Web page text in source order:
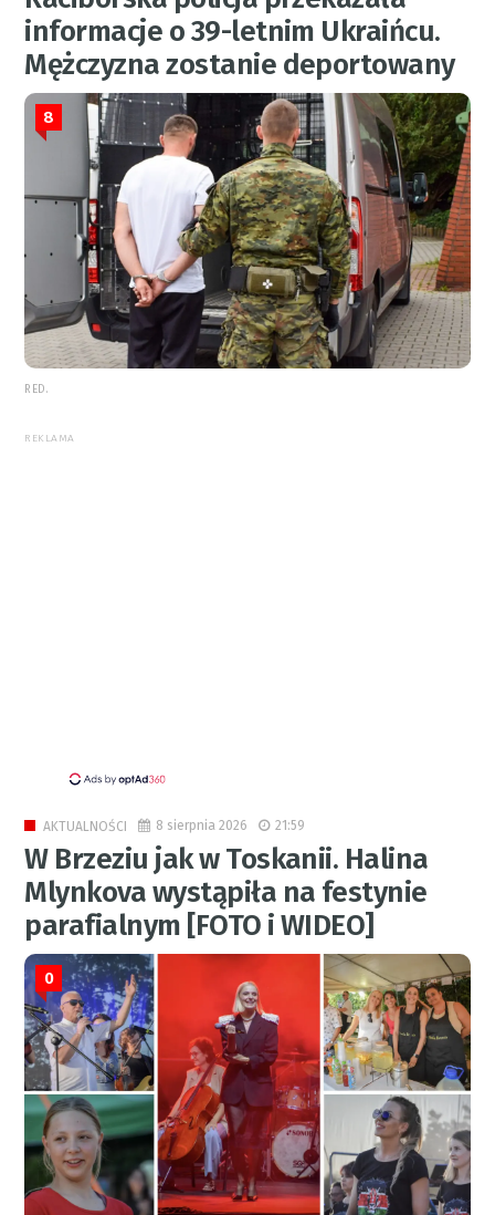
informacje o 39-letnim Ukraińcu.
Mężczyzna zostanie deportowany
8
RED.
REKLAMA
AKTUALNOŚCI 8 sierpnia 2026 21:59
W Brzeziu jak w Toskanii. Halina
Mlynkova wystąpiła na festynie
parafialnym [FOTO i WIDEO]
0